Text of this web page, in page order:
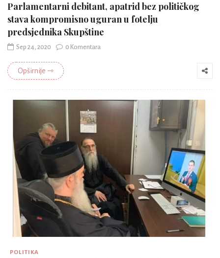
Parlamentarni debitant, apatrid bez političkog
stava kompromisno uguran u fotelju
predsjednika Skupštine
Sep 24, 2020 0 Komentara
Opširnije ⇾
POLITIKA